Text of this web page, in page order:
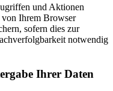
und Aktionen
von Ihrem Browser
sofern dies zur
notwendig
Ihrer Daten